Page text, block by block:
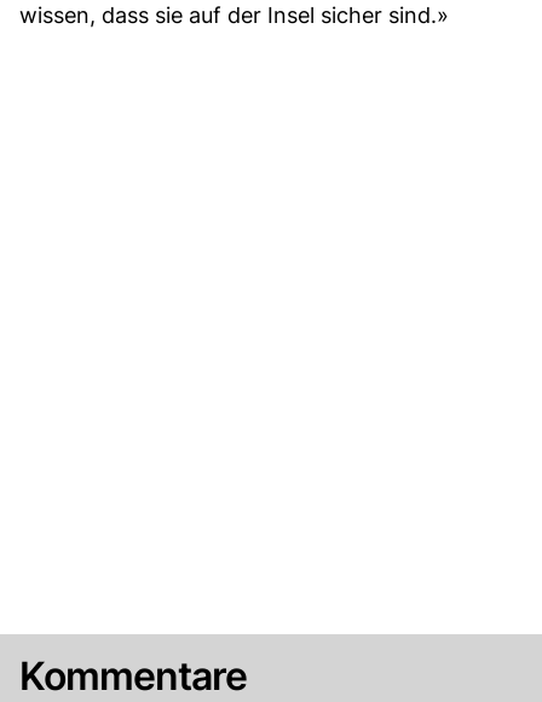
wissen, dass sie auf der Insel sicher sind.»
Kommentare